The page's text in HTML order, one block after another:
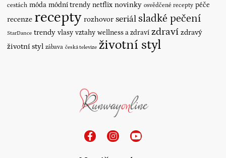
cestách móda módní trendy netflix novinky osvědčené recepty péče
recenze recepty rozhovor seriál sladké pečení
StarDance trendy vlasy vztahy wellness a zdraví zdraví zdravý
životní styl zábava česká televize životní styl